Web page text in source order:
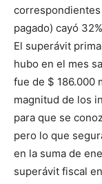
pagado) cayó
El superávit
hubo en el mes
fue de $ 186.000
magnitud de los
para que se
pero lo que
en la suma de
superávit fiscal